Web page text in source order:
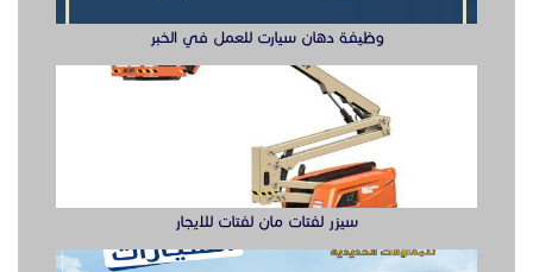
وظيفة دهان سيارت للعمل في الخبر
سيزر لفتات مان لفتات للايجار